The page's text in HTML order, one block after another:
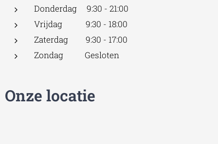
Donderdag 9:30 - 21:00
Vrijdag 9:30 - 18:00
Zaterdag 9:30 - 17:00
Zondag Gesloten
Onze locatie